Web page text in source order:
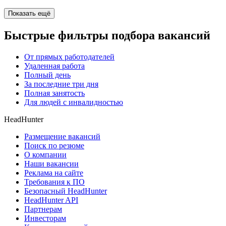
Показать ещё
Быстрые фильтры подбора вакансий
От прямых работодателей
Удаленная работа
Полный день
За последние три дня
Полная занятость
Для людей с инвалидностью
HeadHunter
Размещение вакансий
Поиск по резюме
О компании
Наши вакансии
Реклама на сайте
Требования к ПО
Безопасный HeadHunter
HeadHunter API
Партнерам
Инвесторам